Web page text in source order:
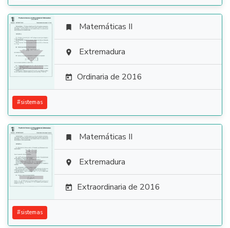

 Matemáticas II
 Extremadura
 Ordinaria de 2016
#sistemas

 Matemáticas II
 Extremadura
 Extraordinaria de 2016
#sistemas